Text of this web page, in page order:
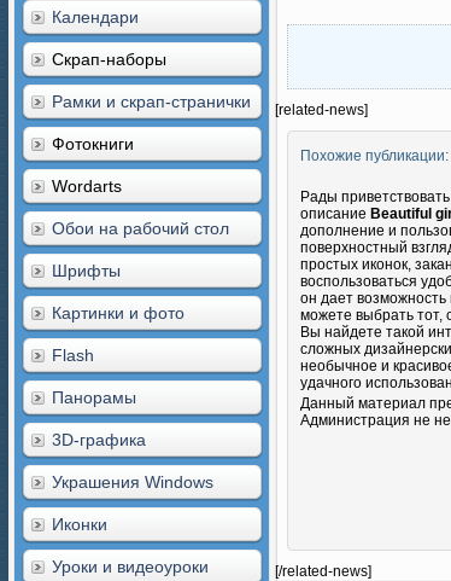
Календари
Скрап-наборы
Рамки и скрап-странички
Фотокниги
Wordarts
Обои на рабочий стол
Шрифты
Картинки и фото
Flash
Панорамы
3D-графика
Украшения Windows
Иконки
Уроки и видеоуроки
[related-news]
Похожие публикации:
Рады
описание Beautiful
дополнение и
поверхностный
простых иконок,
воспользоваться
он дает
можете выбрать тот,
Вы найдете такой
сложных
необычное и
удачного
Данный материал
Администрация не
[/related-news]